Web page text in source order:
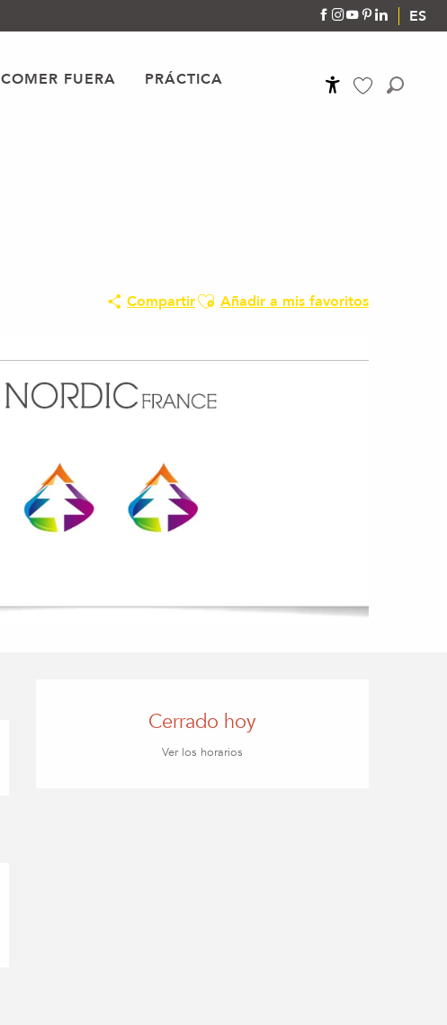
ES
COMER FUERA PRÁCTICA
CompartirAjouter aux favoris
Añadir a mis favoritos
Horarios y datos de
Cerrado hoy
Ver los horarios